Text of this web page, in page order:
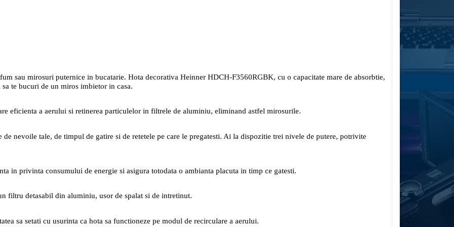
sau mirosuri puternice in bucatarie. Hota decorativa Heinner HDCH-F3560RGBK, cu o capacitate mare de absorbtie,
te bucuri de un miros imbietor in casa.
eficienta a aerului si retinerea particulelor in filtrele de aluminiu, eliminand astfel mirosurile.
de nevoile tale, de timpul de gatire si de retetele pe care le pregatesti. Ai la dispozitie trei nivele de putere, potrivite
in privinta consumului de energie si asigura totodata o ambianta placuta in timp ce gatesti.
filtru detasabil din aluminiu, usor de spalat si de intretinut.
sa setati cu usurinta ca hota sa functioneze pe modul de recirculare a aerului.